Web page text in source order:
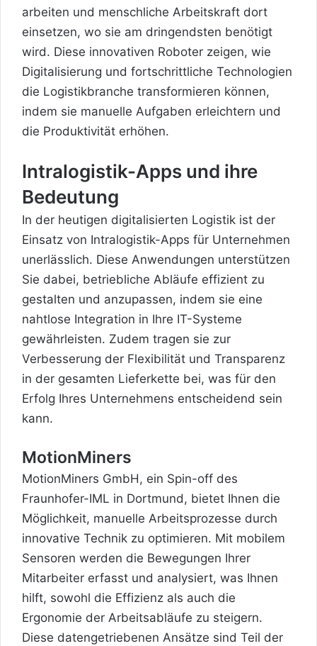
arbeiten und menschliche Arbeitskraft dort
einsetzen, wo sie am dringendsten benötigt
wird. Diese innovativen Roboter zeigen, wie
Digitalisierung und fortschrittliche Technologien
die Logistikbranche transformieren können,
indem sie manuelle Aufgaben erleichtern und
die Produktivität erhöhen.
Intralogistik-Apps und ihre
Bedeutung
In der heutigen digitalisierten Logistik ist der
Einsatz von Intralogistik-Apps für Unternehmen
unerlässlich. Diese Anwendungen unterstützen
Sie dabei, betriebliche Abläufe effizient zu
gestalten und anzupassen, indem sie eine
nahtlose Integration in Ihre IT-Systeme
gewährleisten. Zudem tragen sie zur
Verbesserung der Flexibilität und Transparenz
in der gesamten Lieferkette bei, was für den
Erfolg Ihres Unternehmens entscheidend sein
kann.
MotionMiners
MotionMiners GmbH, ein Spin-off des
Fraunhofer-IML in Dortmund, bietet Ihnen die
Möglichkeit, manuelle Arbeitsprozesse durch
innovative Technik zu optimieren. Mit mobilem
Sensoren werden die Bewegungen Ihrer
Mitarbeiter erfasst und analysiert, was Ihnen
hilft, sowohl die Effizienz als auch die
Ergonomie der Arbeitsabläufe zu steigern.
Diese datengetriebenen Ansätze sind Teil der